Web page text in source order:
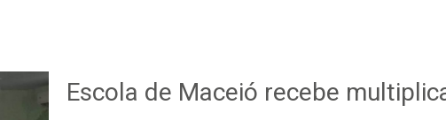
Escola de Maceió recebe